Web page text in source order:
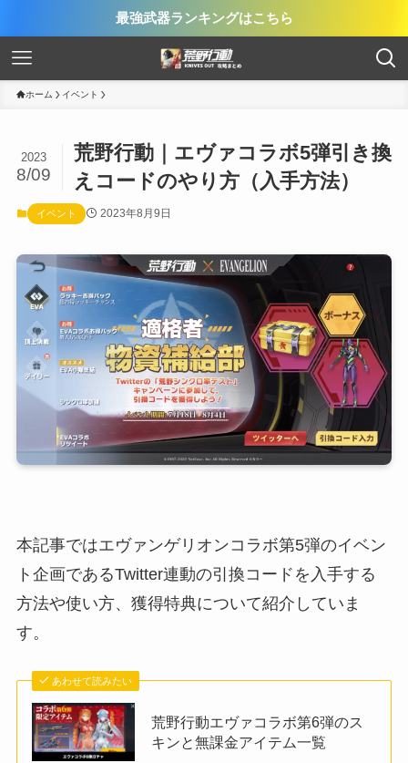
最強武器ランキングはこちら
ホーム イベント
荒野行動｜エヴァコラボ5弾引き換
えコードのやり方（入手方法）
2023
8/09
イベント 2023年8月9日
本記事ではエヴァンゲリオンコラボ第5弾のイベン
ト企画であるTwitter連動の引換コードを入手する
方法や使い方、獲得特典について紹介していま
す。
あわせて読みたい
荒野行動エヴァコラボ第6弾のス
キンと無課金アイテム一覧